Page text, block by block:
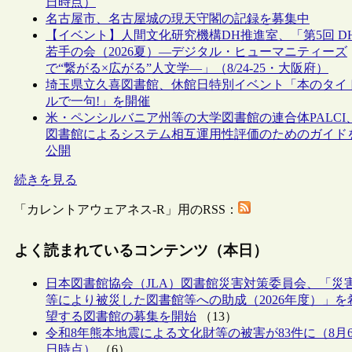
名古屋市、名古屋城の現天守閣の記録を募集中
【イベント】人間文化研究機構DH推進室、「第5回
若手の会（2026夏）―デジタル・ヒューマニティーズ
で“繋がる×広がる”人文学―」（8/24-25・大阪府）
埼玉県立久喜図書館、休館日特別イベント「本のタイ
ルで一句!」を開催
米・ペンシルバニア州等の大学図書館の連合体PALCI、
図書館によるシステム相互運用性評価のためのガイド
公開
続きを見る
「カレントアウェアネス-R」用のRSS：
よく読まれているコンテンツ（本日）
日本図書館協会（JLA）図書館災害対策委員会、「災
等により被災した図書館等への助成（2026年度）」を
望する図書館の募集を開始 （13）
令和8年熊本地震による文化財等の被害が83件に（8月